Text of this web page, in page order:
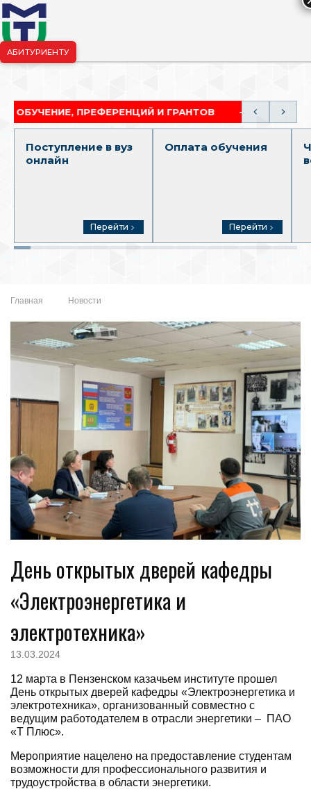
АБИТУРИЕНТУ
ПРЕФЕРЕНЦИЙ И ГРАНТОВ
Поступление в вуз
онлайн
Перейти
Оплата обучения
Перейти
Главная Новости
День открытых дверей кафедры
«Электроэнергетика и
электротехника»
13.03.2024
12 марта в Пензенском казачьем институте прошел
День открытых дверей кафедры «Электроэнергетика и
электротехника», организованный совместно с
ведущим работодателем в отрасли энергетики – ПАО
«Т Плюс».
Мероприятие нацелено на предоставление студентам
возможности для профессионального развития и
трудоустройства в области энергетики.